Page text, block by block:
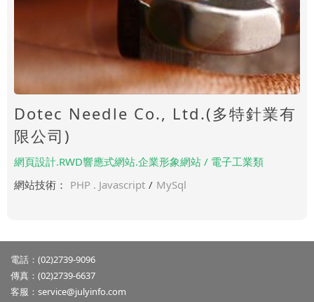
Dotec Needle Co., Ltd.(多特針業有
限公司)
網頁設計.RWD響應式網站.企業形象網站 / 電子工業類
網站技術： PHP . Javascript / MySql
電話：(02)2739-9096
傳真：(02)2739-6637
客服： service@julyinfo.com